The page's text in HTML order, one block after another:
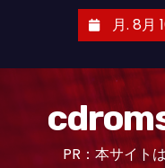
月. 8月
PR：本サイト